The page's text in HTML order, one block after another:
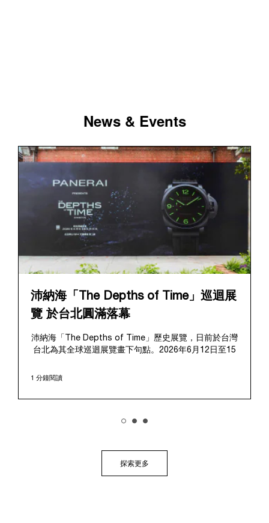
News & Events
沛納海「The Depths of Time」巡迴展
覽 於台北圓滿落幕
沛納海「The Depths of Time」歷史展覽，日前於台灣
台北為其全球巡迴展覽畫下句點。2026年6月12日至15
區對公眾開放。這座擁有百年歷史的標誌性場地提供了
歷史敘事完美融合、相得益彰。
樹一幟的品牌底蘊，從1910年代初期作為義大利海軍指
術的神秘面紗，推出首個民用的Luminor系列，並完整呈
1 分鐘閱讀
探索更多